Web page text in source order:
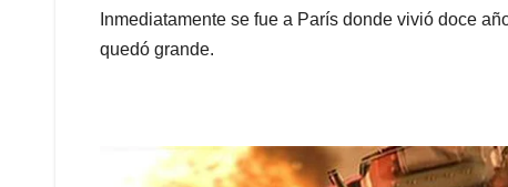
Inmediatamente se fue a París donde vivió doce
quedó grande.